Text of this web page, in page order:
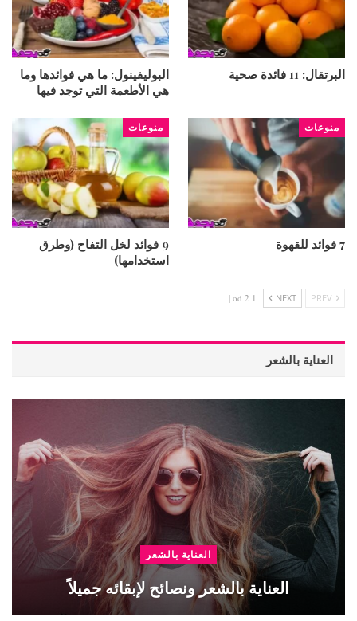
البرتقال: 11 فائدة صحية
البوليفينول: ما هي فوائدها وما
هي الأطعمة التي توجد فيها
منوعات
7 فوائد للقهوة
منوعات
9 فوائد لخل التفاح (وطرق
استخدامها)
NEXT
1 od 2 |
العناية بالشعر
العناية بالشعر
العناية بالشعر ونصائح لإبقائه جميلاً